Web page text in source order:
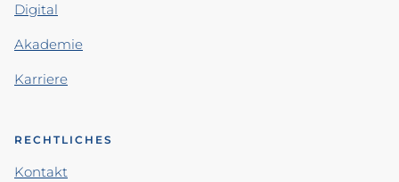
Digital
Akademie
Karriere
RECHTLICHES
Kontakt